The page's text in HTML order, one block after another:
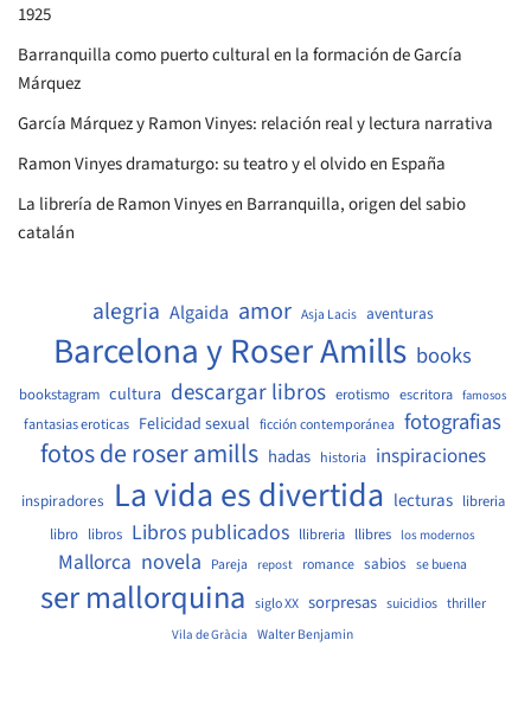
1925
Barranquilla como puerto cultural en la formación de García
Márquez
García Márquez y Ramon Vinyes: relación real y lectura narrativa
Ramon Vinyes dramaturgo: su teatro y el olvido en España
La librería de Ramon Vinyes en Barranquilla, origen del sabio
catalán
alegria Algaida amor Asja Lacis aventuras
Barcelona y Roser Amills books
bookstagram cultura descargar libros erotismo escritora famosos
fantasias eroticas Felicidad sexual ficción contemporánea fotografias
fotos de roser amills hadas historia inspiraciones
inspiradores La vida es divertida lecturas libreria
libro libros Libros publicados llibreria llibres los modernos
Mallorca novela Pareja repost romance sabios se buena
ser mallorquina siglo XX sorpresas suicidios thriller
Vila de Gràcia Walter Benjamin